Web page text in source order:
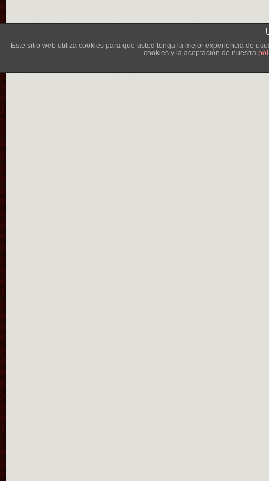
Este sitio web utiliza cookies para que usted tenga la mejor experiencia de
cookies y la aceptación de nuestra